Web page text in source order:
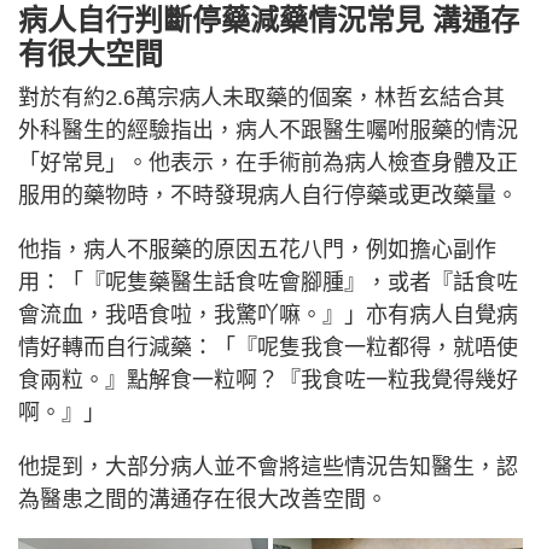
病人自行判斷停藥減藥情況常見 溝通存
有很大空間
對於有約2.6萬宗病人未取藥的個案，林哲玄結合其
外科醫生的經驗指出，病人不跟醫生囑咐服藥的情況
「好常見」。他表示，在手術前為病人檢查身體及正
服用的藥物時，不時發現病人自行停藥或更改藥量。
他指，病人不服藥的原因五花八門，例如擔心副作
用：「『呢隻藥醫生話食咗會腳腫』，或者『話食咗
會流血，我唔食啦，我驚吖嘛。』」亦有病人自覺病
情好轉而自行減藥：「『呢隻我食一粒都得，就唔使
食兩粒。』點解食一粒啊？『我食咗一粒我覺得幾好
啊。』」
他提到，大部分病人並不會將這些情況告知醫生，認
為醫患之間的溝通存在很大改善空間。